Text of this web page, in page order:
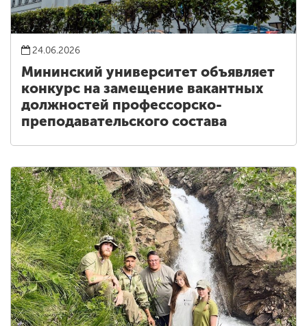
24.06.2026
Мининский университет объявляет
конкурс на замещение вакантных
должностей профессорско-
преподавательского состава